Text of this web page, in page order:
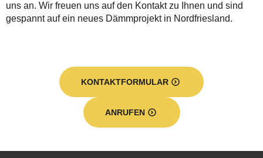
uns an. Wir freuen uns auf den Kontakt zu Ihnen und sind
gespannt auf ein neues Dämmprojekt in Nordfriesland.
KONTAKTFORMULAR
ANRUFEN